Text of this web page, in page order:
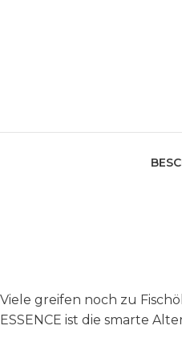
Viele greifen noch zu
ESSENCE ist die smarte